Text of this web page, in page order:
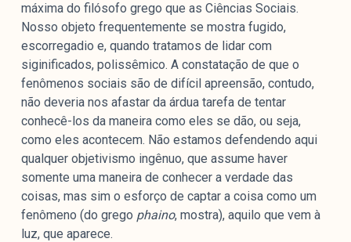
colabore
Missão
Metodologia
Equipe
Na Mídia
Parcerias
Contato
máxima do filósofo grego que as Ciências Sociais.
Nosso objeto frequentemente se mostra fugido,
escorregadio e, quando tratamos de lidar com
siginificados, polissêmico. A constatação de que o
fenômenos sociais são de difícil apreensão, contudo,
não deveria nos afastar da árdua tarefa de tentar
conhecê-los da maneira como eles se dão, ou seja,
como eles acontecem. Não estamos defendendo aqui
qualquer objetivismo ingênuo, que assume haver
somente uma maneira de conhecer a verdade das
coisas, mas sim o esforço de captar a coisa como um
fenômeno (do grego phaino, mostra), aquilo que vem à
luz, que aparece.